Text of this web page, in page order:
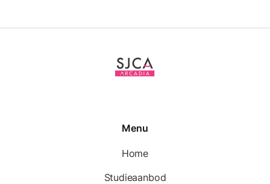
Menu
Home
Studieaanbod